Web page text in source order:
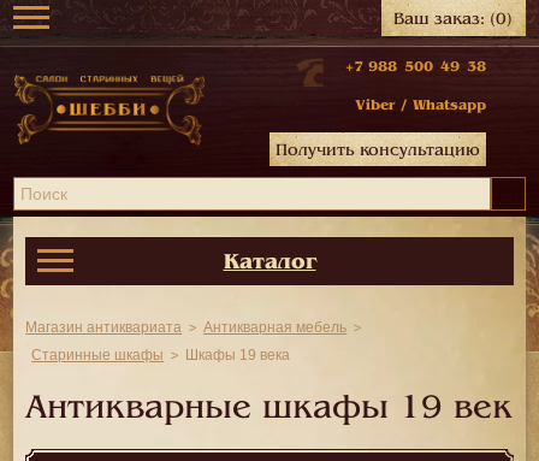
Ваш заказ:(0)
+7 988 500 49 38
Viber / Whatsapp
Получить консультацию
Каталог
Магазин антиквариата
Антикварная мебель
Старинные шкафы
Шкафы 19 века
Антикварные шкафы 19 век